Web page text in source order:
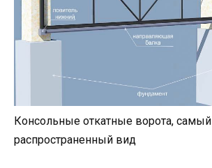
Консольные откатные ворота, самый
распространенный вид